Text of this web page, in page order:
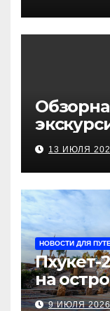
бухты
13 ИЮЛЯ
НОВОСТИ ДЛЯ
Пхукет-
на
9 ИЮЛЯ